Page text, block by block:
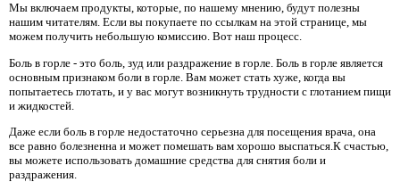
Мы включаем продукты, которые, по нашему мнению, будут полезны
нашим читателям. Если вы покупаете по ссылкам на этой странице, мы
можем получить небольшую комиссию. Вот наш процесс.
Боль в горле - это боль, зуд или раздражение в горле. Боль в горле является
основным признаком боли в горле. Вам может стать хуже, когда вы
попытаетесь глотать, и у вас могут возникнуть трудности с глотанием пищи
и жидкостей.
Даже если боль в горле недостаточно серьезна для посещения врача, она
все равно болезненна и может помешать вам хорошо выспаться.К счастью,
вы можете использовать домашние средства для снятия боли и
раздражения.